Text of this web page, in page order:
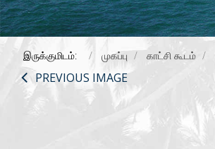
இருக்குமிடம்: முகப்பு காட்சி கூடம்
PREVIOUS IMAGE